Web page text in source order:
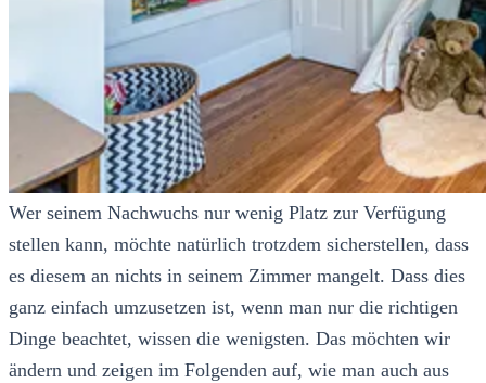
Wer seinem Nachwuchs nur wenig Platz zur Verfügung
stellen kann, möchte natürlich trotzdem sicherstellen, dass
es diesem an nichts in seinem Zimmer mangelt. Dass dies
ganz einfach umzusetzen ist, wenn man nur die richtigen
Dinge beachtet, wissen die wenigsten. Das möchten wir
ändern und zeigen im Folgenden auf, wie man auch aus